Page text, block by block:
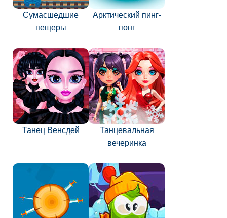
Сумасшедшие
пещеры
Арктический пинг-
понг
Танец Венсдей
Танцевальная
вечеринка